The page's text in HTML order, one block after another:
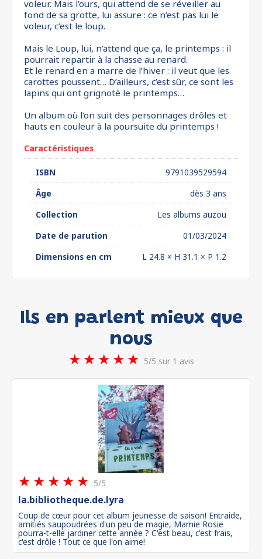
voleur. Mais l’ours, qui attend de se réveiller au
fond de sa grotte, lui assure : ce n’est pas lui le
voleur, c’est le loup.
Mais le Loup, lui, n’attend que ça, le printemps : il
pourrait repartir à la chasse au renard.
Et le renard en a marre de l’hiver : il veut que les
carottes poussent… D’ailleurs, c’est sûr, ce sont les
lapins qui ont grignoté le printemps…
Un album où l’on suit des personnages drôles et
hauts en couleur à la poursuite du printemps !
Caractéristiques
ISBN
9791039529594
Âge
dès 3 ans
Collection
Les albums auzou
Date de parution
01/03/2024
Dimensions en cm
L 24.8 × H 31.1 × P 1.2
Ils en parlent mieux que
nous
★ ★ ★ ★ ★ 5/5 sur 1 avis
★ ★ ★ ★ ★ 5/5
la.bibliotheque.de.lyra
Coup de cœur pour cet album jeunesse de saison! Entraide,
amitiés saupoudrées d'un peu de magie, Mamie Rosie
pourra-t-elle jardiner cette année ? C'est beau, c'est frais,
c'est drôle ! Tout ce que l'on aime!